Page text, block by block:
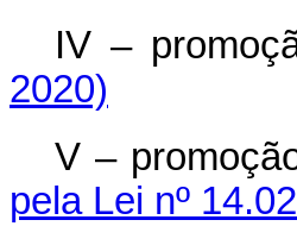
IV –
2020)
V –
pela Lei nº